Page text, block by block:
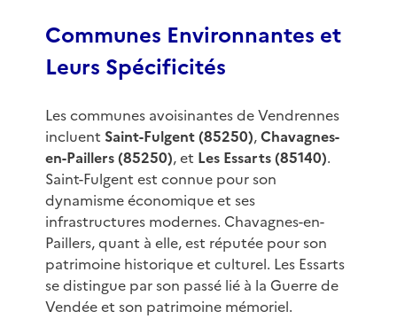
Communes Environnantes et
Leurs Spécificités
Les communes avoisinantes de Vendrennes
incluent Saint-Fulgent (85250),Chavagnes-
en-Paillers (85250), et Les Essarts (85140).
Saint-Fulgent est connue pour son
dynamisme économique et ses
infrastructures modernes. Chavagnes-en-
Paillers, quant à elle, est réputée pour son
patrimoine historique et culturel. Les Essarts
se distingue par son passé lié à la Guerre de
Vendée et son patrimoine mémoriel.